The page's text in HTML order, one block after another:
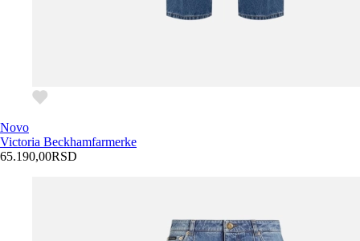
Novo
Victoria Beckhamfarmerke
65.190,00RSD